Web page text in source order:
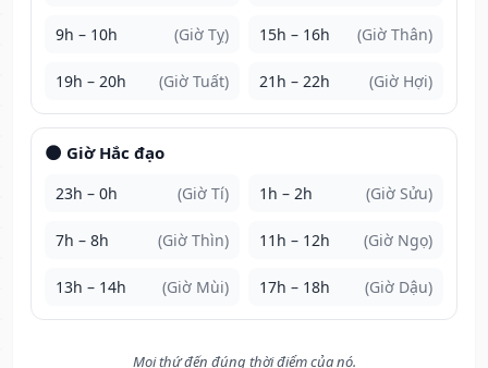
9h – 10h (Giờ Tỵ) 15h – 16h (Giờ Thân)
19h – 20h (Giờ Tuất) 21h – 22h (Giờ Hợi)
🌑 Giờ Hắc đạo
23h – 0h (Giờ Tí) 1h – 2h (Giờ Sửu)
7h – 8h (Giờ Thìn) 11h – 12h (Giờ Ngọ)
13h – 14h (Giờ Mùi) 17h – 18h (Giờ Dậu)
Mọi thứ đến đúng thời điểm của nó.